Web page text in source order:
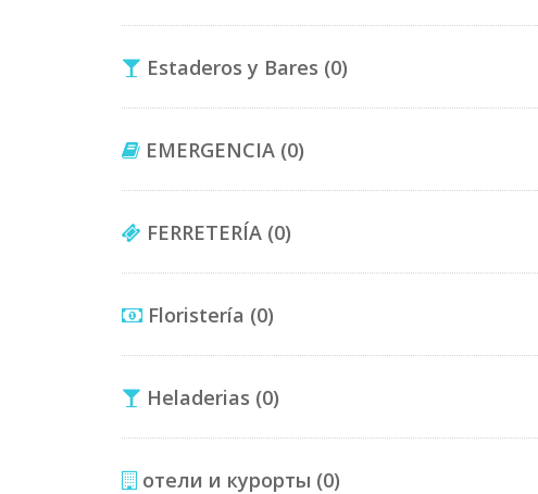
Estaderos y Bares (0)
EMERGENCIA (0)
FERRETERÍA (0)
Floristería (0)
Heladerias (0)
отели и курорты (0)